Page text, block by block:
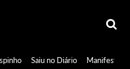
Saiu no Diário